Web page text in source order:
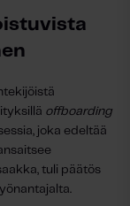
offboarding
joka edeltää
tuli päätös